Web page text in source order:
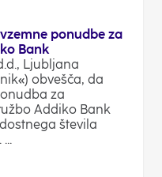
ponudbe za
Bank
Ljubljana
obvešča, da
za
Addiko Bank
števila